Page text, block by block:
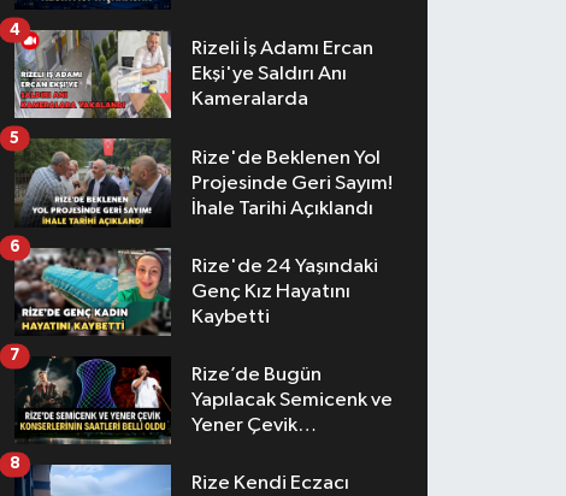
Rizeli İş Adamı Ercan
Ekşi'ye Saldırı Anı
Kameralarda
4
Rize'de Beklenen Yol
Projesinde Geri Sayım!
İhale Tarihi Açıklandı
5
Rize'de 24 Yaşındaki
Genç Kız Hayatını
Kaybetti
6
Rize’de Bugün
Yapılacak Semicenk ve
Yener Çevik
Belli Oldu
7
Rize Kendi Eczacı
8